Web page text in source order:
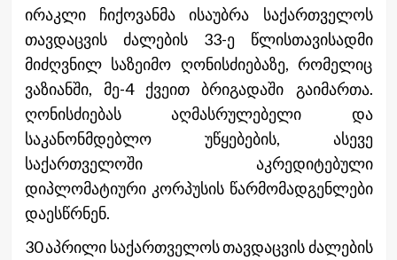
ირაკლი ჩიქოვანმა ისაუბრა საქართველოს
თავდაცვის ძალების 33-ე წლისთავისადმი
მიძღვნილ საზეიმო ღონისძიებაზე, რომელიც
ვაზიანში, მე-4 ქვეით ბრიგადაში გაიმართა.
ღონისძიებას აღმასრულებელი და
საკანონმდებლო უწყებების, ასევე
საქართველოში აკრედიტებული
დიპლომატიური კორპუსის წარმომადგენლები
დაესწრნენ.
30 აპრილი საქართველოს თავდაცვის ძალების